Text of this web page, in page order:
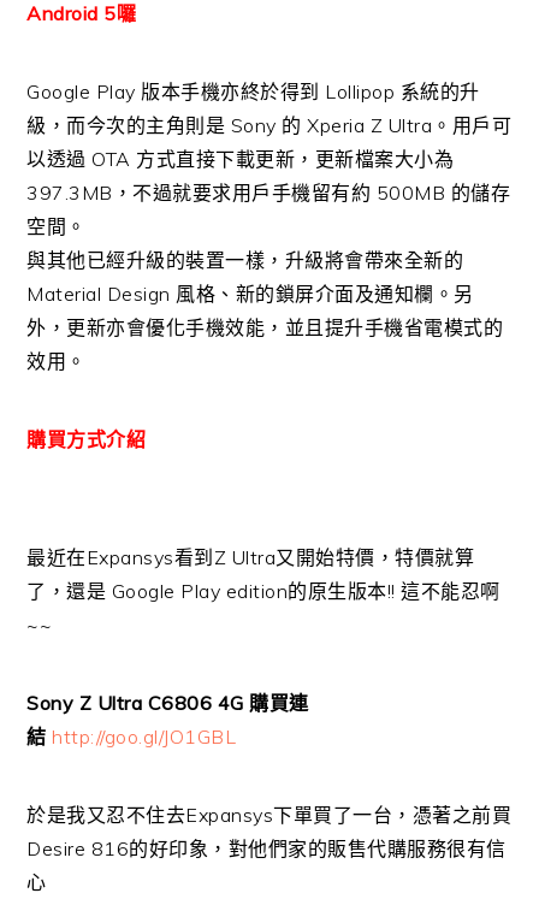
Android 5囉
Google Play 版本手機亦終於得到 Lollipop 系統的升
級，而今次的主角則是 Sony 的 Xperia Z Ultra。用戶可
以透過 OTA 方式直接下載更新，更新檔案大小為
397.3MB，不過就要求用戶手機留有約 500MB 的儲存
空間。
與其他已經升級的裝置一樣，升級將會帶來全新的
Material Design 風格、新的鎖屏介面及通知欄。另
外，更新亦會優化手機效能，並且提升手機省電模式的
效用。
購買方式介紹
最近在Expansys看到Z Ultra又開始特價，特價就算
了，還是 Google Play edition的原生版本!! 這不能忍啊
~~
Sony Z Ultra C6806 4G 購買連
結 http://goo.gl/JO1GBL
於是我又忍不住去Expansys下單買了一台，憑著之前買
Desire 816的好印象，對他們家的販售代購服務很有信
心